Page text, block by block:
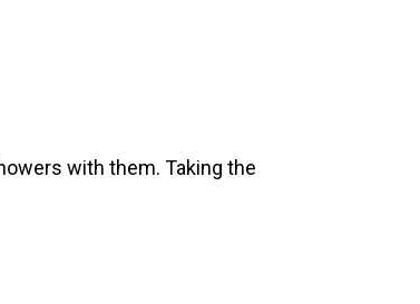
with them. Taking the